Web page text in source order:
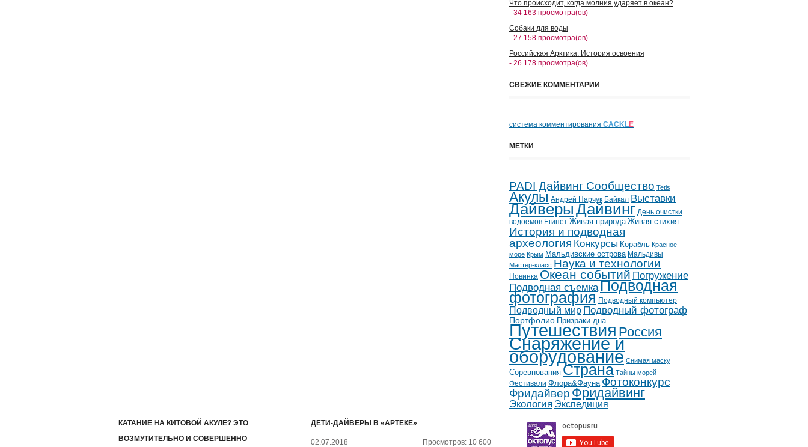
КАТАНИЕ НА КИТОВОЙ АКУЛЕ? ЭТО
ВОЗМУТИТЕЛЬНО И СОВЕРШЕННО
ДЕТИ-ДАЙВЕРЫ В «АРТЕКЕ»
02.07.2018 Просмотров: 10 600
Что происходит, когда молния ударяет в океан?
- 34 163 просмотра(ов)
Собаки для воды
- 27 158 просмотра(ов)
Российская Арктика. История освоения
- 26 178 просмотра(ов)
СВЕЖИЕ КОММЕНТАРИИ
система комментирования CACKLE
МЕТКИ
PADI Дайвинг Сообщество Tetis
Акулы Андрей Нарчук Байкал Выставки
ДайверыДайвинг День очистки
водоемов Египет Живая природа Живая стихия
История и подводная
археология Конкурсы Корабль Красное
море Крым Мальдивские острова Мальдивы
Мастер-класс Наука и технологии
Новинка Океан событий Погружение
Подводная съемкаПодводная
фотография Подводный компьютер
Подводный мир Подводный фотограф
Портфолио Призраки дна
Путешествия Россия
Снаряжение и
оборудование Снимая маску
Соревнования Страна Тайны морей
Фестивали Флора&Фауна Фотоконкурс
Фридайвер Фридайвинг
Экология Экспедиция